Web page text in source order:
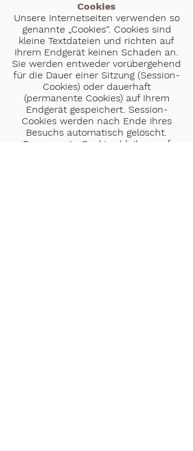
Cookies
Unsere Internetseiten verwenden so
genannte „Cookies“. Cookies sind
kleine Textdateien und richten auf
Ihrem Endgerät keinen Schaden an.
Sie werden entweder vorübergehend
für die Dauer einer Sitzung (Session-
Cookies) oder dauerhaft
(permanente Cookies) auf Ihrem
Endgerät gespeichert. Session-
Cookies werden nach Ende Ihres
Besuchs automatisch gelöscht.
Permanente Cookies bleiben auf